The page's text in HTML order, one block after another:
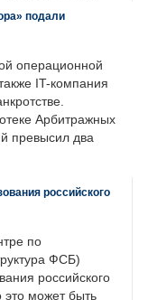
подали
операционной
IT-компания
Арбитражных
превысил два
российского
по
ФСБ)
российского
это может быть